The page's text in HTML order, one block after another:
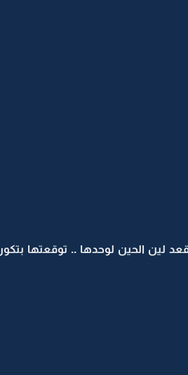
لين الحين لوحدها .. توقعتها